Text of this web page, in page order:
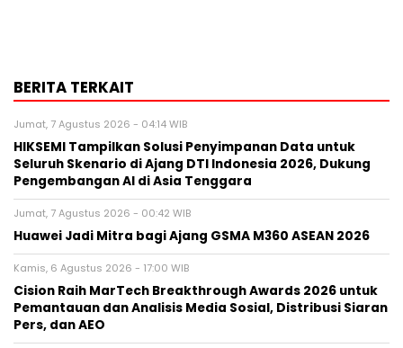
BERITA TERKAIT
Jumat, 7 Agustus 2026 - 04:14 WIB
HIKSEMI Tampilkan Solusi Penyimpanan Data untuk
Seluruh Skenario di Ajang DTI Indonesia 2026, Dukung
Pengembangan AI di Asia Tenggara
Jumat, 7 Agustus 2026 - 00:42 WIB
Huawei Jadi Mitra bagi Ajang GSMA M360 ASEAN 2026
Kamis, 6 Agustus 2026 - 17:00 WIB
Cision Raih MarTech Breakthrough Awards 2026 untuk
Pemantauan dan Analisis Media Sosial, Distribusi Siaran
Pers, dan AEO